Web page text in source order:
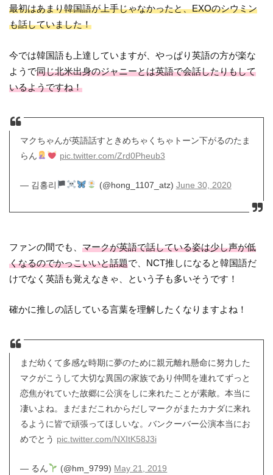
最初はあまり韓国語が上手じゃなかったと、EXOのシウミン
も話していました！
今では韓国語も上達していますが、やっぱり英語の方が楽な
ようで同じ北米出身のジャニーとは英語で会話したりもして
いるようですね！
マクちゃんが英語話すときめちゃくちゃトーン下がるのたま
らん
pic.twitter.com/Zrd0Pheub3
— 김홍리 (@hong_1107_atz) June 30, 2020
ファンの間でも、マークが英語で話している姿は少し声が低
くなるのでかっこいいと話題で、NCT推しになると韓国語だ
けでなく英語も覚えなきゃ、という子も多いそうです！
確かに推しの話している言葉を理解したくなりますよね！
まだ幼くて多感な時期に夢のために親元離れ懸命に努力した
マクがこうして大切な異国の家族であり仲間を連れてずっと
恋焦がれていた故郷に公演をしに来れたことが素敵。本当に
凄いよね。まだまだこれからだしマークがまたカナダに来れ
るように皆で頑張ってほしいな。バンクーバー公演本当にお
めでとう pic.twitter.com/NXItK58J3i
— るん (@hm_9799) May 21, 2019